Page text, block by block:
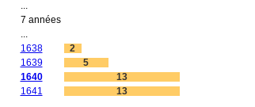
7 années
1638
2
1639
5
1640
13
1641
13